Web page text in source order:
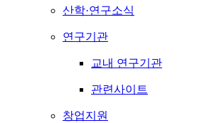
산학·연구소식
연구기관
교내 연구기관
관련사이트
창업지원